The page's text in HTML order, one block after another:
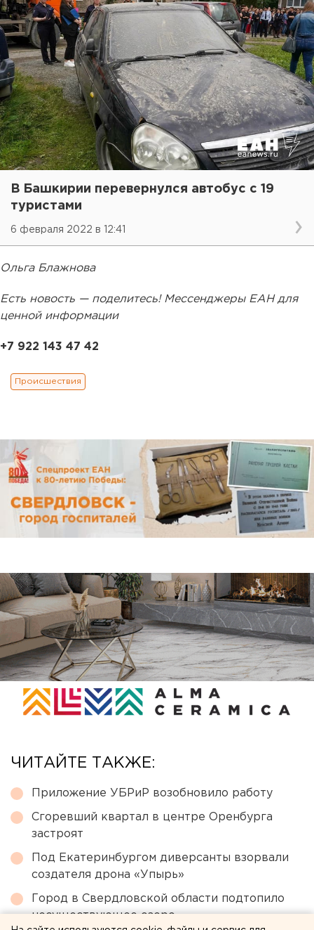
В Башкирии перевернулся автобус с 19
туристами
6 февраля 2022 в 12:41
Ольга Блажнова
Есть новость — поделитесь! Мессенджеры ЕАН для
ценной информации
+7 922 143 47 42
Происшествия
ЧИТАЙТЕ ТАКЖЕ:
Приложение УБРиР возобновило работу
Сгоревший квартал в центре Оренбурга
застроят
Под Екатеринбургом диверсанты взорвали
создателя дрона «Упырь»
Город в Свердловской области подтопило
несуществующее озеро